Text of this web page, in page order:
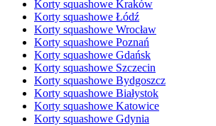
Korty squashowe Kraków
Korty squashowe Łódź
Korty squashowe Wrocław
Korty squashowe Poznań
Korty squashowe Gdańsk
Korty squashowe Szczecin
Korty squashowe Bydgoszcz
Korty squashowe Białystok
Korty squashowe Katowice
Korty squashowe Gdynia